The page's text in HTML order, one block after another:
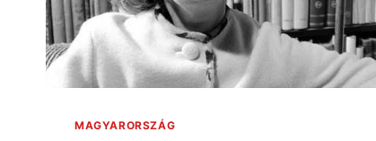
MAGYARORSZÁG